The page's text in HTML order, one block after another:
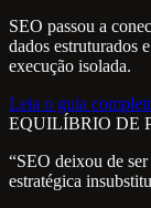
SEO passou a
dados estruturados
execução isolada.
Leia o guia
EQUILÍBRIO DE
“SEO deixou de
estratégica